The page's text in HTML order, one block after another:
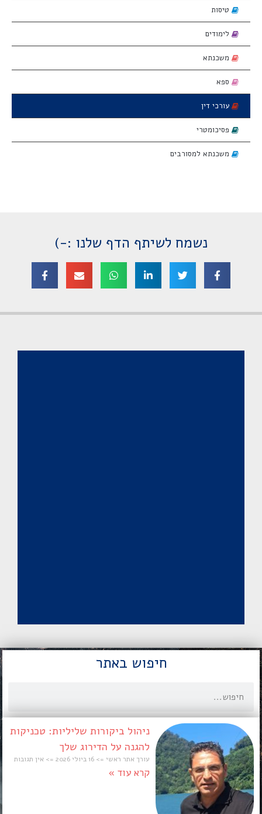
טיסות
לימודים
משכנתא
ספא
עורכי דין
פסיכומטרי
משכנתא למסורבים
נשמח לשיתף הדף שלנו :-)
חיפוש באתר
ניהול ביקורות שליליות: טכניקות
להגנה על הדירוג שלך
עורך אתר ראשי אין תגובות
קרא עוד »